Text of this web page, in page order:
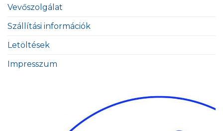
Vevőszolgálat
Szállítási információk
Letöltések
Impresszum